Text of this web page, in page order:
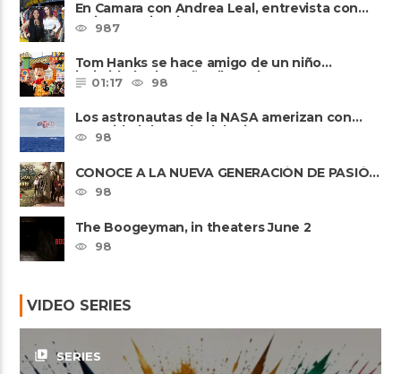
En Camara con Andrea Leal, entrevista con
Majo Cornejo, Cirque Du ......
987
Tom Hanks se hace amigo de un niño
intimidado de 8 años llamado ......
01:17 98
Los astronautas de la NASA amerizan con
seguridad después del primer ......
98
CONOCE A LA NUEVA GENERACIÓN DE PASIÓN
DE GAVILANES II
98
The Boogeyman, in theaters June 2
98
VIDEO SERIES
video_library SERIES